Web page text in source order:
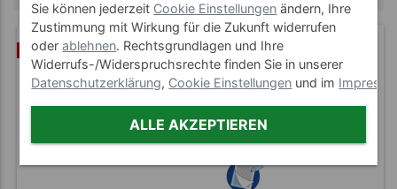
SET (7)
Sie können jederzeit Cookie Einstellungen ändern, Ihre
Zustimmung mit Wirkung für die Zukunft widerrufen
oderablehnen. Rechtsgrundlagen und Ihre
Widerrufs-/Widerspruchsrechte finden Sie in unserer
Datenschutzerklärung, Cookie Einstellungen und im
ALLE AKZEPTIEREN